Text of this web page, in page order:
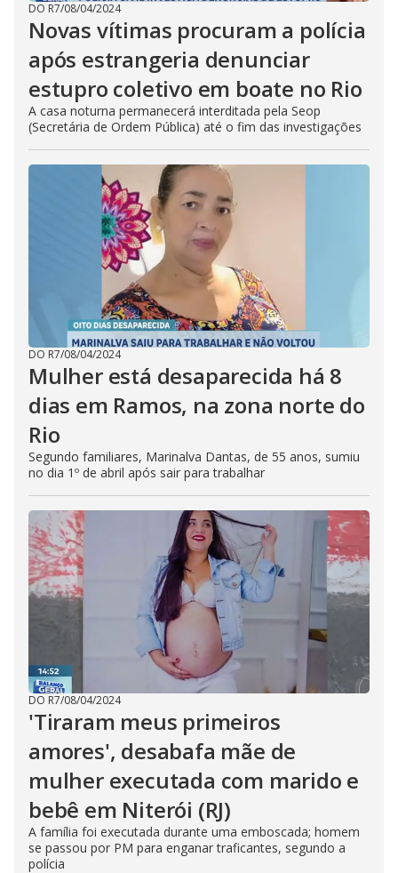
DO R7/08/04/2024
Novas vítimas procuram a polícia
após estrangeria denunciar
estupro coletivo em boate no Rio
A casa noturna permanecerá interditada pela Seop
(Secretária de Ordem Pública) até o fim das investigações
DO R7/08/04/2024
Mulher está desaparecida há 8
dias em Ramos, na zona norte do
Rio
Segundo familiares, Marinalva Dantas, de 55 anos, sumiu
no dia 1º de abril após sair para trabalhar
DO R7/08/04/2024
'Tiraram meus primeiros
amores', desabafa mãe de
mulher executada com marido e
bebê em Niterói (RJ)
A família foi executada durante uma emboscada; homem
se passou por PM para enganar traficantes, segundo a
polícia